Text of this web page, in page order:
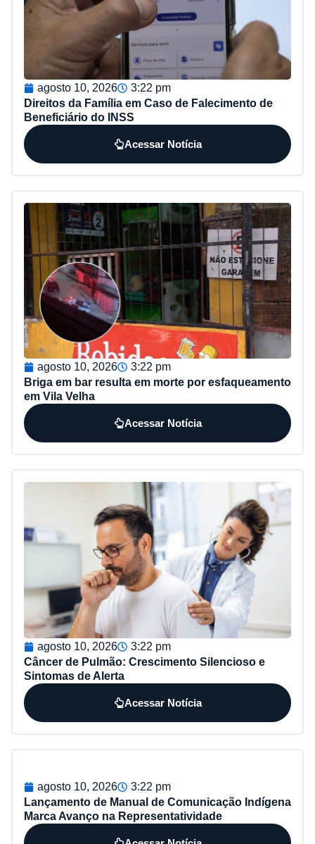
agosto 10, 2026
3:22 pm
Direitos da Família em Caso de Falecimento de
Beneficiário do INSS
Acessar Notícia
agosto 10, 2026
3:22 pm
Briga em bar resulta em morte por esfaqueamento
em Vila Velha
Acessar Notícia
agosto 10, 2026
3:22 pm
Câncer de Pulmão: Crescimento Silencioso e
Sintomas de Alerta
Acessar Notícia
agosto 10, 2026
3:22 pm
Lançamento de Manual de Comunicação Indígena
Marca Avanço na Representatividade